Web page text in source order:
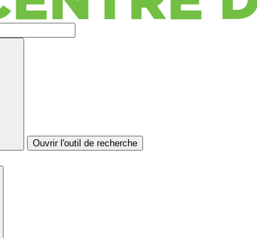
Ouvrir l'outil de recherche